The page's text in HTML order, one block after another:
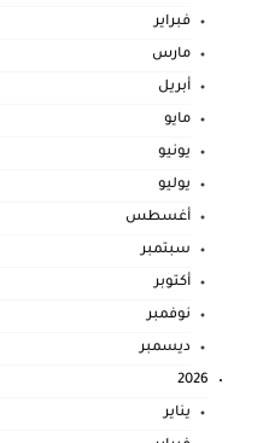
فبراير
مارس
أبريل
مايو
يونيو
يوليو
أغسطس
سبتمبر
أكتوبر
نوفمبر
ديسمبر
2026
يناير